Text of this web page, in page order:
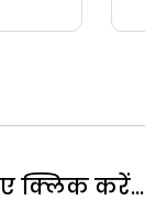
क्लिक करें...